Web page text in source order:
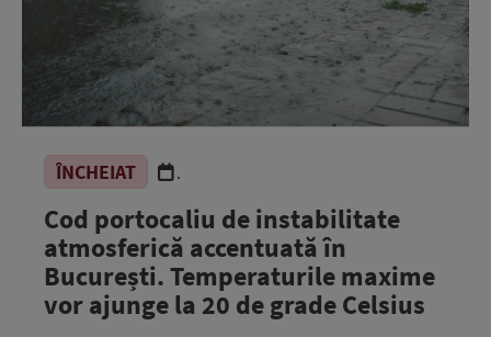
ÎNCHEIAT .
Cod portocaliu de instabilitate
atmosferică accentuată în
București. Temperaturile maxime
vor ajunge la 20 de grade Celsius